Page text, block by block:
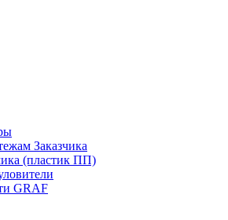
Заказчика
(пластик ПП)
GRAF